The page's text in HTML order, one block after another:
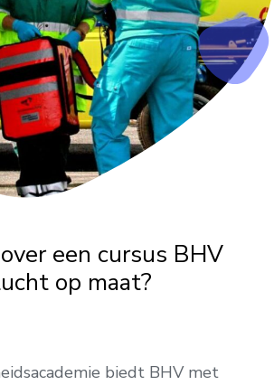
een cursus BHV
op maat?
biedt BHV met